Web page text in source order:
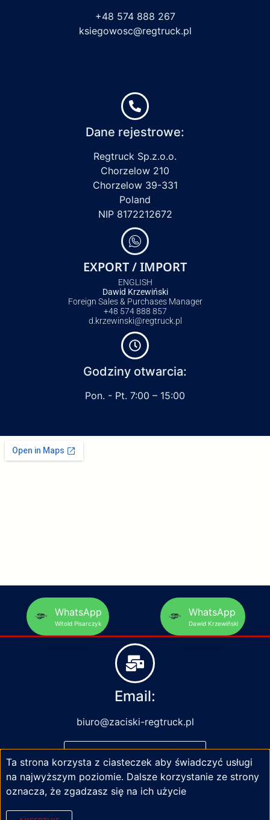
+48 574 888 267
ksiegowosc@regtruck.pl
Dane rejestrowe:
Regtruck Sp.z.o.o.
Chorzelow 210
Chorzelow 39-331
Poland
NIP 8172212672
EXPORT / IMPORT
ENGLISH
Dawid Krzewiński
Foreign Sales & Purchases Manager
+48 574 888 857
d.krzewinski@regtruck.pl
Godziny otwarcia:
Pon. - Pt. 7:00 – 15:00
WhatsApp
Witold Pisarczyk
WhatsApp
Dawid Krzewiński
Email:
biuro@zaciski-regtruck.pl
NAPISZ DO NAS
Ta strona korzysta z ciasteczek aby świadczyć usługi
na najwyższym poziomie. Dalsze korzystanie ze strony
oznacza, że zgadzasz się na ich użycie